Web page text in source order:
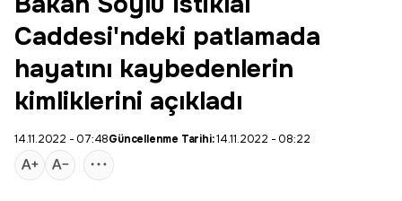
Caddesi'ndeki patlamada
hayatını kaybedenlerin
kimliklerini açıkladı
14.11.2022 - 07:48Güncellenme Tarihi:14.11.2022 - 08:22